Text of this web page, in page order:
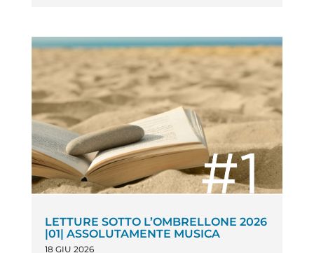
LETTURE SOTTO L’OMBRELLONE 2026
|01| ASSOLUTAMENTE MUSICA
18 GIU 2026